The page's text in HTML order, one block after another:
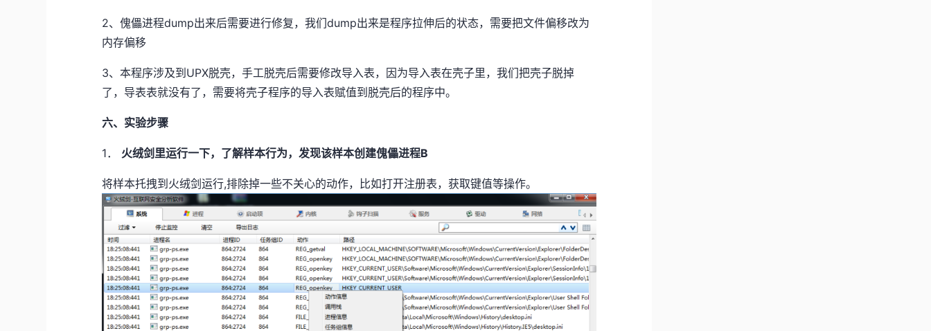
2、傀儡进程dump出来后需要进行修复，我们dump出来是程序拉伸后的状态，需要把文件偏移改为
内存偏移
3、本程序涉及到UPX脱壳，手工脱壳后需要修改导入表，因为导入表在壳子里，我们把壳子脱掉
了，导表表就没有了，需要将壳子程序的导入表赋值到脱壳后的程序中。
六、实验步骤
1． 火绒剑里运行一下，了解样本行为，发现该样本创建傀儡进程B
将样本托拽到火绒剑运行,排除掉一些不关心的动作，比如打开注册表，获取键值等操作。